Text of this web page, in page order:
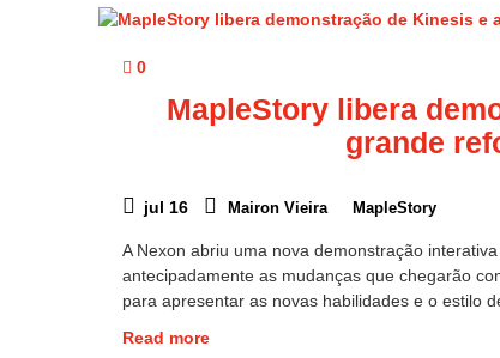
0
MapleStory libera
grande
jul 16 Mairon Vieira MapleStory
A Nexon abriu uma nova demonstração
antecipadamente as mudanças que chegarão
para apresentar as novas habilidades e o estilo
Read more